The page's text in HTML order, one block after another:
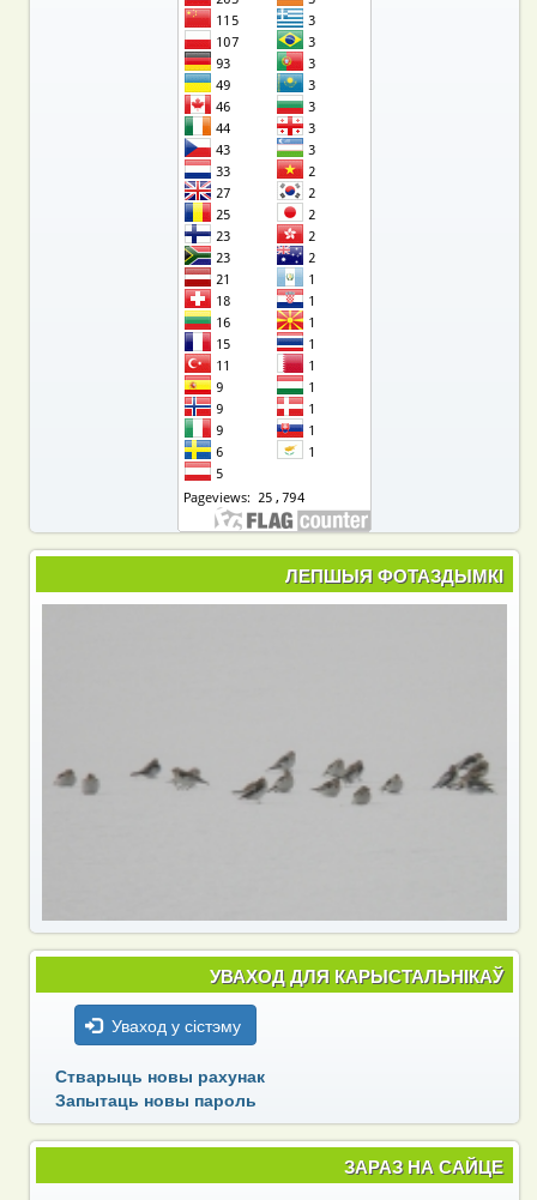
ЛЕПШЫЯ ФОТАЗДЫМКІ
УВАХОД ДЛЯ КАРЫСТАЛЬНІКАЎ
Уваход у сістэму
Стварыць новы рахунак
Запытаць новы пароль
ЗАРАЗ НА САЙЦЕ